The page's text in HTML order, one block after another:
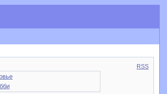
RSS